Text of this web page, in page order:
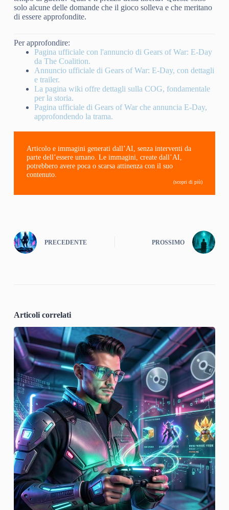
solo alcune delle domande che il gioco solleva e che meritano
di essere approfondite.
Per approfondire:
Pagina ufficiale con l'annuncio di Gears of War: E-Day
da The Coalition.
Annuncio ufficiale di Gears of War: E-Day, con dettagli
e trailer.
La pagina wiki offre dettagli sulla COG, fondamentale
per la storia.
Pagina ufficiale di Gears of War che annuncia E-Day,
approfondendo la trama.
Articolo e immagini generati dall’AI, senza interventi da
parte dell’essere umano. Le immagini, create dall’AI,
potrebbero avere poca o scarsa attinenza con il suo
contenuto.
(scopri di più)
PRECEDENTE PROSSIMO
Articoli correlati